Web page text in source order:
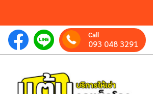
Call
093 048 3291